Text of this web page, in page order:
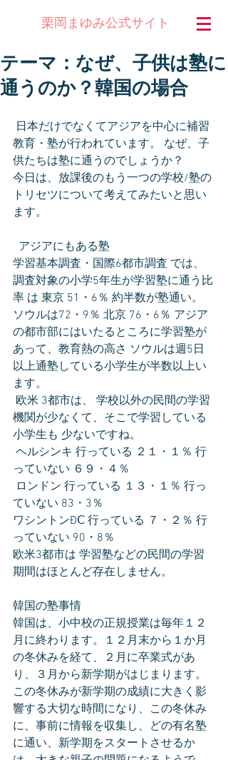
栗岡まゆみ公式サイト
テーマ：なぜ、子供は塾に
通うのか？韓国の場合
教育・塾が行われています。 なぜ、子
供たちは塾に通うのでしょうか？
今日は、放課後のもう一つの学校/塾の
トリセツについて考えてみたいと思い
ます。
  アジアにもある塾
学習基本調査・国際6都市調査 では、
調査対象の小学5年生が学習塾に通う比
率 は 東京 51・6％ 約半数が塾通い。
ソウルは72・9％ 北京 76・6％ アジア
の都市部にはいたるところに学習塾が
あって、教育熱の高さ ソウルは週5日
以上通塾している小学生が半数以上い
ます。
機関が少なくて、そこで学習している
小学生も 少ないですね。
っていない ６９・４％
ていない 83・3％
ワシントンÐⅭ 行っている ７・２％ 行
っていない 90・8％
欧米3都市は 学習塾などの民間の学習
期間はほとんど存在しません。
韓国の塾事情
韓国は、小中校の正規授業は毎年１２
月に終わります。１２月末から１か月
の冬休みを経て、２月に卒業式があ
り、３月から新学期がはじまります。
この冬休みが新学期の成績に大きく影
響する大切な時間になり、この冬休み
に、事前に情報を収集し、どの有名塾
に通い、新学期をスタートさせるか